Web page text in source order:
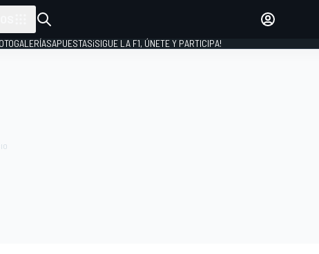
APUESTAS¡SIGUE LA F1, ÚNETE Y PARTICIPA!